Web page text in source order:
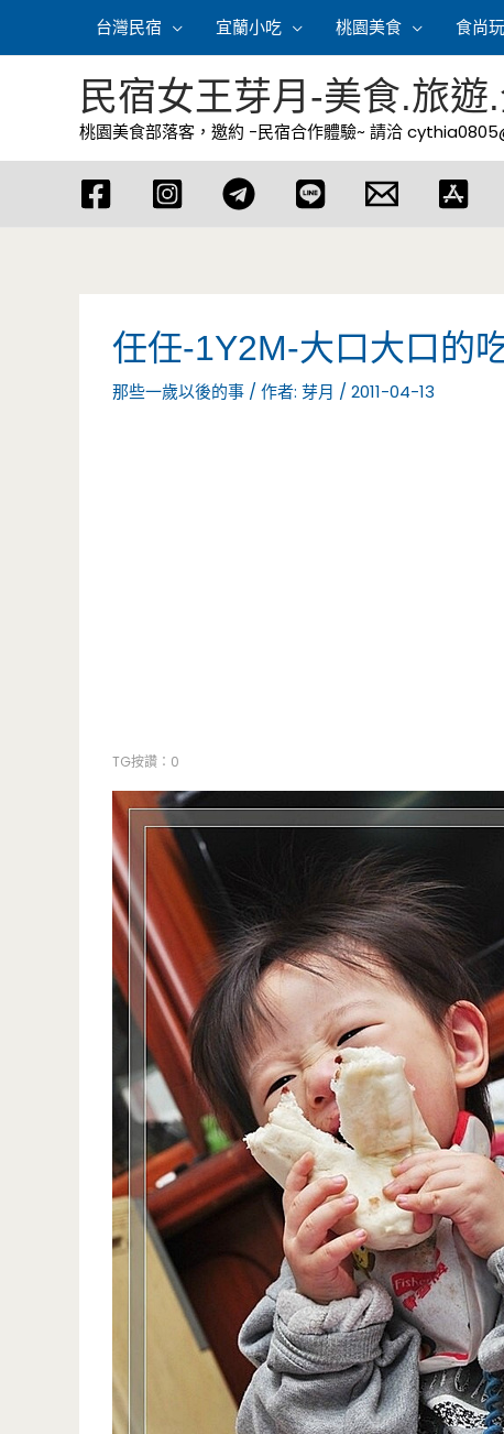
容
台灣民宿 宜蘭小吃 桃園美食 食尚
民宿女王芽月-美食.旅遊
桃園美食部落客，邀約 -民宿合作體驗~ 請洽
任任-1Y2M-大口大口的
那些一歲以後的事 / 作者: 芽月 / 2011-04-13
TG按讚：0